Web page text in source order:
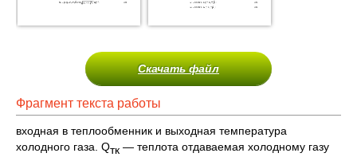
Скачать файл
Фрагмент текста работы
входная в теплообменник и выходная температура
холодного газа. Qтк — теплота отдаваемая холодному газу